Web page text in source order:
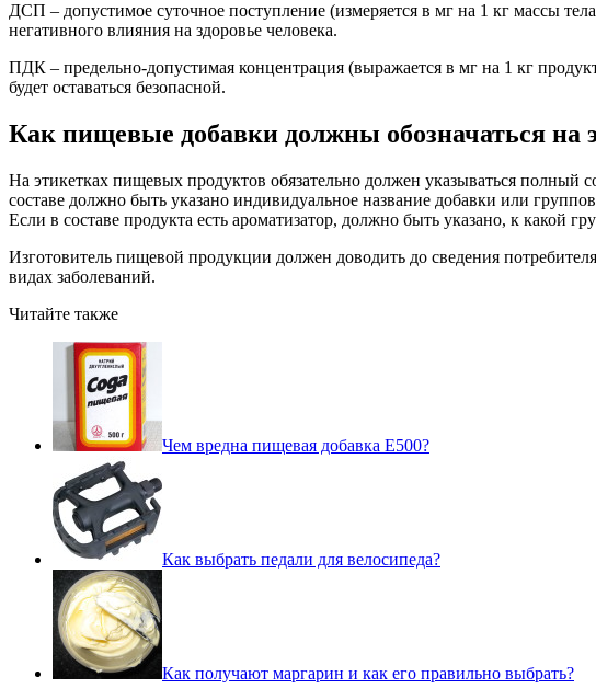
ДСП – допустимое суточное поступление (измеряется в мг на 1 кг массы
негативного влияния на здоровье человека.
ПДК – предельно-допустимая концентрация (выражается в мг на 1 кг
будет оставаться безопасной.
Как пищевые добавки должны обозначаться на
На этикетках пищевых продуктов обязательно должен указываться полный
составе должно быть указано индивидуальное название добавки или
Если в составе продукта есть ароматизатор, должно быть указано, к
Изготовитель пищевой продукции должен доводить до сведения
видах заболеваний.
Читайте также
Чем вредна пищевая добавка E500?
Как выбрать педали для велосипеда?
Как получают маргарин и как его правильно выбрать?